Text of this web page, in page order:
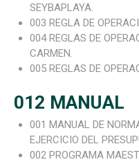
SEYBAPLAYA.
003 REGLA DE
004 REGLAS DE
CARMEN.
005 REGLAS DE
012 MANUAL
001 MANUAL DE
EJERCICIO DEL
002 PROGRAMA